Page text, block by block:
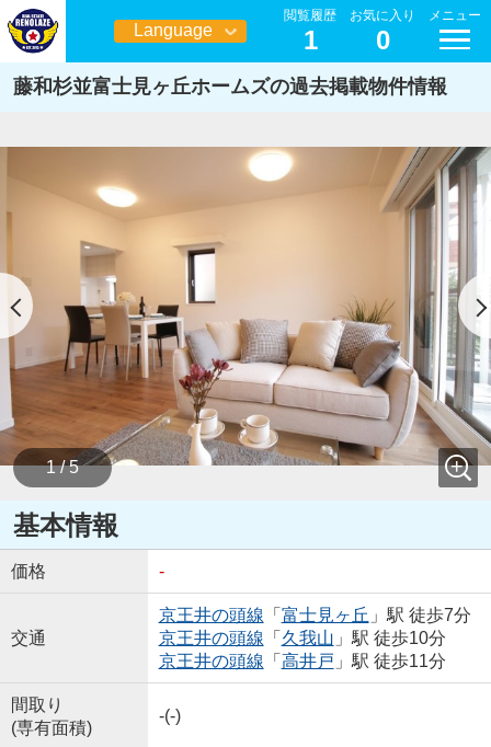
Language
日本語
閲覧履歴
1
お気に入り
0
メニュー
藤和杉並富士見ヶ丘ホームズの過去掲載物件情報
1 / 5
基本情報
価格 -
交通
京王井の頭線 「 富士見ヶ丘 」駅 徒歩7分
京王井の頭線 「 久我山 」駅 徒歩10分
京王井の頭線 「 高井戸 」駅 徒歩11分
間取り
(専有面積)
-(-)